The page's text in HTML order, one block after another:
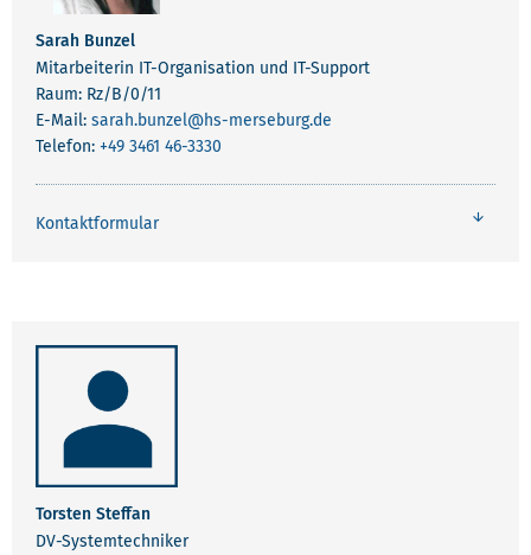
Sarah Bunzel
Mitarbeiterin IT-Organisation und IT-Support
Raum: Rz/B/0/11
E-Mail: sarah.bunzel@hs-merseburg.de
Telefon: +49 3461 46-3330
Kontaktformular
Torsten Steffan
DV-Systemtechniker